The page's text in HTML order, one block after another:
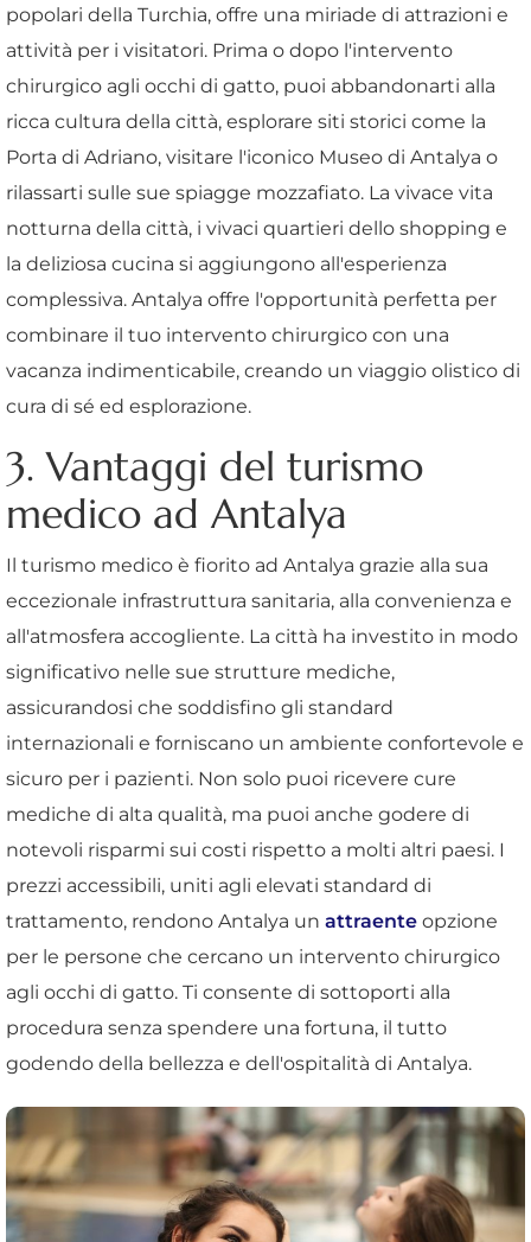
popolari della Turchia, offre una miriade di attrazioni e
attività per i visitatori. Prima o dopo l'intervento
chirurgico agli occhi di gatto, puoi abbandonarti alla
ricca cultura della città, esplorare siti storici come la
Porta di Adriano, visitare l'iconico Museo di Antalya o
rilassarti sulle sue spiagge mozzafiato. La vivace vita
notturna della città, i vivaci quartieri dello shopping e
la deliziosa cucina si aggiungono all'esperienza
complessiva. Antalya offre l'opportunità perfetta per
combinare il tuo intervento chirurgico con una
vacanza indimenticabile, creando un viaggio olistico di
cura di sé ed esplorazione.
3. Vantaggi del turismo
medico ad Antalya
Il turismo medico è fiorito ad Antalya grazie alla sua
eccezionale infrastruttura sanitaria, alla convenienza e
all'atmosfera accogliente. La città ha investito in modo
significativo nelle sue strutture mediche,
assicurandosi che soddisfino gli standard
internazionali e forniscano un ambiente confortevole e
sicuro per i pazienti. Non solo puoi ricevere cure
mediche di alta qualità, ma puoi anche godere di
notevoli risparmi sui costi rispetto a molti altri paesi. I
prezzi accessibili, uniti agli elevati standard di
trattamento, rendono Antalya un attraente opzione
per le persone che cercano un intervento chirurgico
agli occhi di gatto. Ti consente di sottoporti alla
procedura senza spendere una fortuna, il tutto
godendo della bellezza e dell'ospitalità di Antalya.